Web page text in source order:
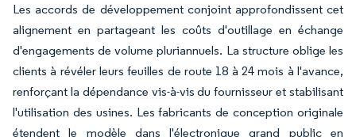
Les accords de développement conjoint approfondissent cet
alignement en partageant les coûts d'outillage en échange
d'engagements de volume pluriannuels. La structure oblige les
clients à révéler leurs feuilles de route 18 à 24 mois à l'avance,
renforçant la dépendance vis-à-vis du fournisseur et stabilisant
l'utilisation des usines. Les fabricants de conception originale
étendent le modèle dans l'électronique grand public en